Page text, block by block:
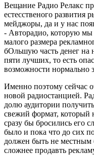
Вещание Радио Релакс
естесственого
мейджоры, да и у нас
- Авторадио, которую
малого размера
бОльшую часть денег на
пяти лучших, то есть
возможности нормально
Именно поэтому сейчас
новой радиостанцией.
долю аудитории
свежий формат, который
сразу бы бросились его
было и пока что до сих
должен быть не
сложнее продавть